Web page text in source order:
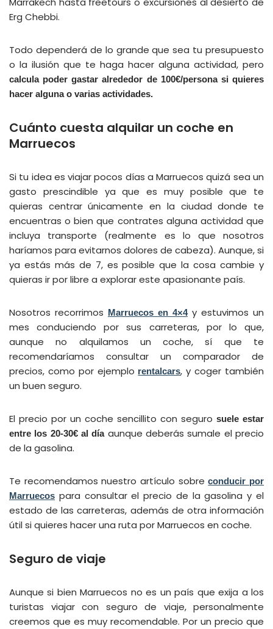
Erg Chebbi.
Todo dependerá de lo grande que sea tu presupuesto
o la ilusión que te haga hacer alguna actividad, pero
calcula poder gastar alrededor de 100€/persona si quieres
hacer alguna o varias actividades.
Cuánto cuesta alquilar un coche en
Marruecos
Si tu idea es viajar pocos días a Marruecos quizá sea un
gasto prescindible ya que es muy posible que te
quieras centrar únicamente en la ciudad donde te
encuentras o bien que contrates alguna actividad que
incluya transporte (realmente es lo que nosotros
haríamos para evitarnos dolores de cabeza). Aunque, si
ya estás más de 7, es posible que la cosa cambie y
quieras ir por libre a explorar este apasionante país.
Nosotros recorrimos Marruecos en 4×4y estuvimos un
mes conduciendo por sus carreteras, por lo que,
aunque no alquilamos un coche, sí que te
recomendaríamos consultar un comparador de
precios, como por ejemplo rentalcars, y coger también
un buen seguro.
El precio por un coche sencillito con seguro suele estar
entre los 20-30€ al díaaunque deberás sumale el precio
de la gasolina.
Te recomendamos nuestro artículo sobreconducir por
Marruecos para consultar el precio de la gasolina y el
estado de las carreteras, además de otra información
útil si quieres hacer una ruta por Marruecos en coche.
Seguro de viaje
Aunque si bien Marruecos no es un país que exija a los
turistas viajar con seguro de viaje, personalmente
creemos que es muy recomendable. Por un precio que